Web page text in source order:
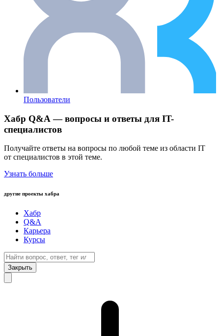
Пользователи
Хабр Q&A — вопросы и ответы для IT-
специалистов
Получайте ответы на вопросы по любой теме из области IT
от специалистов в этой теме.
Узнать больше
другие проекты хабра
Хабр
Q&A
Карьера
Курсы
Закрыть